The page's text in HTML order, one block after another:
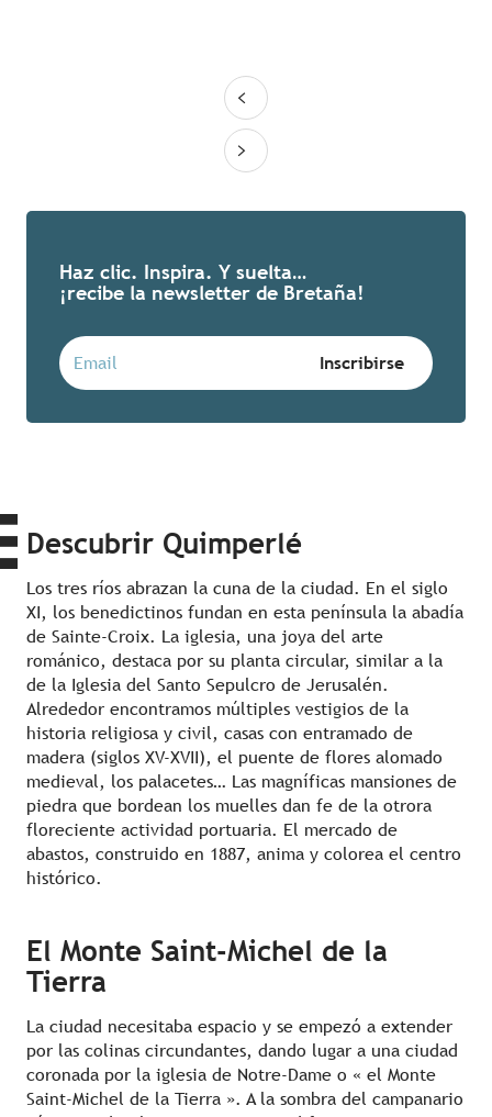
Haz clic. Inspira. Y suelta…
¡recibe la newsletter de Bretaña!
Descubrir Quimperlé
Los tres ríos abrazan la cuna de la ciudad. En el siglo
XI, los benedictinos fundan en esta península la abadía
de Sainte-Croix. La iglesia, una joya del arte
románico, destaca por su planta circular, similar a la
de la Iglesia del Santo Sepulcro de Jerusalén.
Alrededor encontramos múltiples vestigios de la
historia religiosa y civil, casas con entramado de
madera (siglos XV-XVII), el puente de flores alomado
medieval, los palacetes… Las magníficas mansiones de
piedra que bordean los muelles dan fe de la otrora
floreciente actividad portuaria. El mercado de
abastos, construido en 1887, anima y colorea el centro
histórico.
El Monte Saint-Michel de la
Tierra
La ciudad necesitaba espacio y se empezó a extender
por las colinas circundantes, dando lugar a una ciudad
coronada por la iglesia de Notre-Dame o « el Monte
Saint-Michel de la Tierra ». A la sombra del campanario